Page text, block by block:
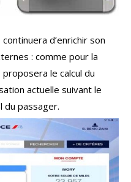
d’enrichir son
: comme pour la
le calcul du
actuelle suivant le
passager.